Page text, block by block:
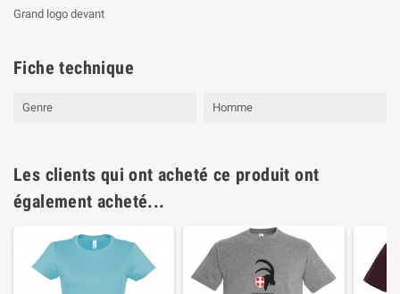
Grand logo devant
Fiche technique
Genre Homme
Les clients qui ont acheté ce produit ont
également acheté...